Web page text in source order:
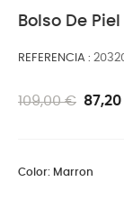
Bolso De
REFERENCIA
109,00 €
Color: Marron